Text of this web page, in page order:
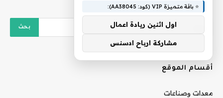
أقسام الموقع
معدات وصناعات
⭐ باقة متميزة VIP (كود: AA38045):
اول اثنين ريادة اعمال
مشاركة ارباح ادسنس